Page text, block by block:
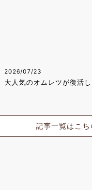
2026/07/23
大人気のオムレツが復活し
記事一覧はこち